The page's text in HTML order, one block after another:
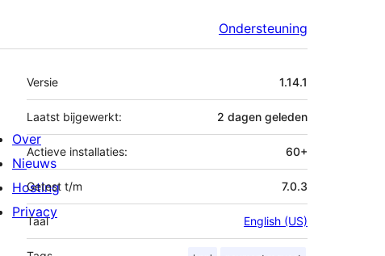
Ondersteuning
Meta
Versie 1.14.1
Laatst bijgewerkt: 2 dagen geleden
Actieve installaties: 60+
Getest t/m 7.0.3
Taal English (US)
Over
Nieuws
Hosting
Privacy